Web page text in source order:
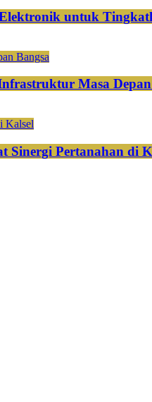
untuk
Masa Depan
Sinergi Pertanahan di